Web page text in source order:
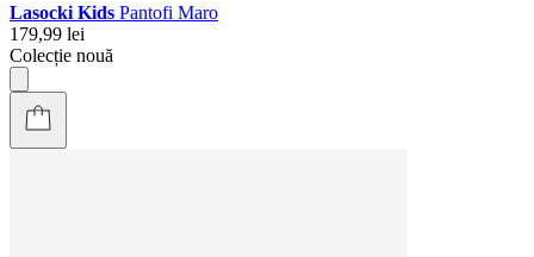
Lasocki Kids Pantofi Maro
179,99 lei
Colecție nouă